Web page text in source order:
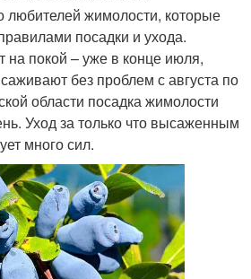
любителей жимолости, которые
посадки и ухода.
на покой – уже в конце июля,
без проблем с августа по
области посадка жимолости
Уход за только что высаженным
много сил.